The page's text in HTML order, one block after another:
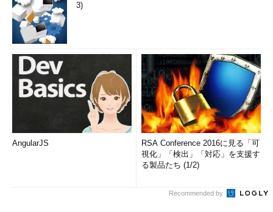
3)
AngularJS
RSA Conference 2016に見る「可
視化」「検出」「対応」を支援す
る製品たち (1/2)
Recommended by